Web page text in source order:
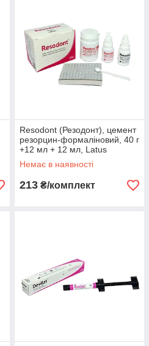
Resodont (Резодонт), цемент
резорцин-формаліновий, 40 г
+12 мл + 12 мл, Latus
Немає в наявності
213 ₴/комплект